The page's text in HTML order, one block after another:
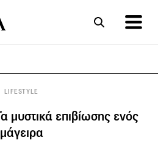
LIFESTYLE
μυστικά επιβίωσης ενός
μάγειρα